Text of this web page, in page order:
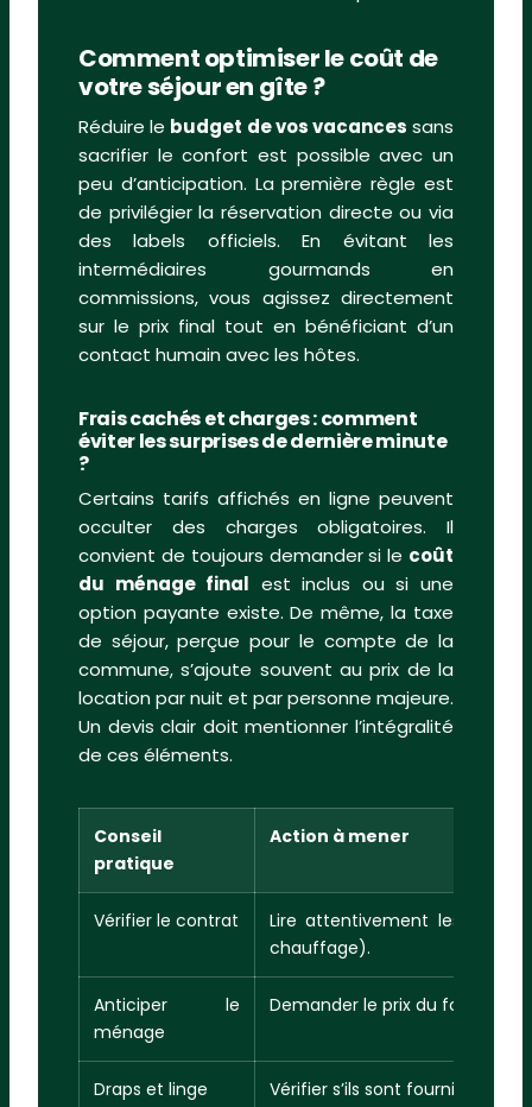
Comment optimiser le coût de
votre séjour en gîte ?
Réduire le budget de vos vacances sans
sacrifier le confort est possible avec un
peu d’anticipation. La première règle est
de privilégier la réservation directe ou via
des labels officiels. En évitant les
intermédiaires gourmands en
commissions, vous agissez directement
sur le prix final tout en bénéficiant d’un
contact humain avec les hôtes.
Frais cachés et charges : comment
éviter les surprises de dernière minute
?
Certains tarifs affichés en ligne peuvent
occulter des charges obligatoires. Il
convient de toujours demander si le coût
du ménage final est inclus ou si une
option payante existe. De même, la taxe
de séjour, perçue pour le compte de la
commune, s’ajoute souvent au prix de la
location par nuit et par personne majeure.
Un devis clair doit mentionner l’intégralité
de ces éléments.
Conseil
pratique
Action à mener
Vérifier le contrat
Lire attentivement les
chauffage).
Anticiper le
ménage
Demander le prix du forfait
Draps et linge Vérifier s’ils sont fournis